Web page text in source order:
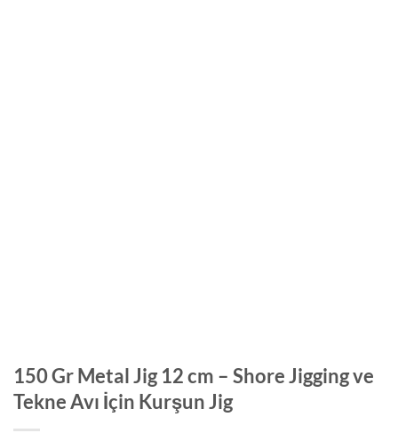
150 Gr Metal Jig 12 cm – Shore Jigging ve
Tekne Avı İçin Kurşun Jig